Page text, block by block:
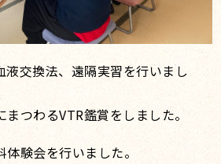
液交換法、遠隔実習を行いまし
つわるVTR鑑賞をしました。
験会を行いました。